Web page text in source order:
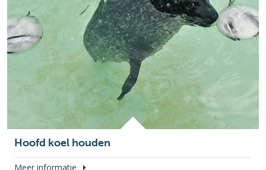
Hoofd koel houden
Meer informatie